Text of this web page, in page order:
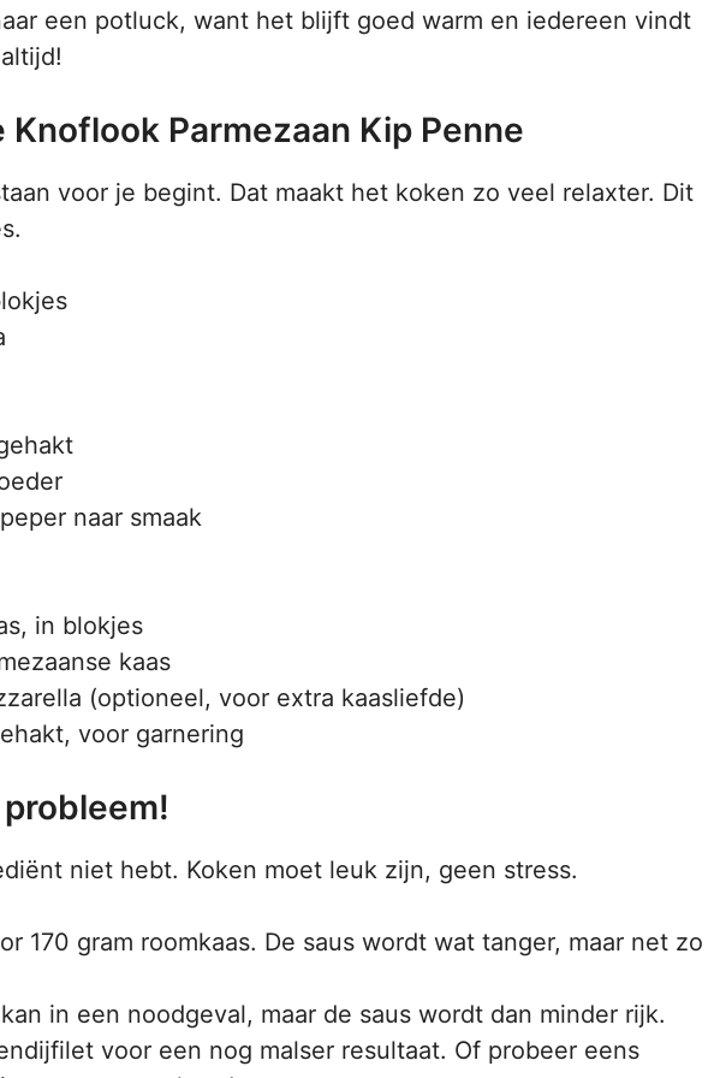
een potluck, want het blijft goed warm en iedereen vindt
Parmezaan Kip Penne
voor je begint. Dat maakt het koken zo veel relaxter. Dit
naar smaak
in blokjes
kaas
(optioneel, voor extra kaasliefde)
voor garnering
niet hebt. Koken moet leuk zijn, geen stress.
170 gram roomkaas. De saus wordt wat tanger, maar net zo
in een noodgeval, maar de saus wordt dan minder rijk.
voor een nog malser resultaat. Of probeer eens